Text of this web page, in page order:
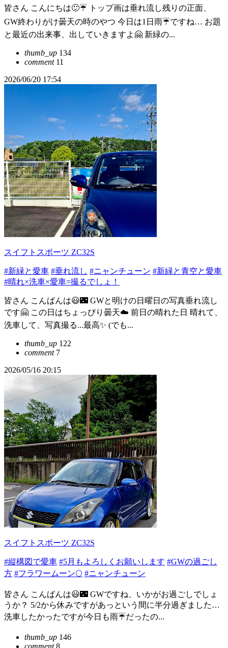
皆さん こんにちは🙂☔ トップ画は垂れ流し残りの正面、
GW終わりがけ曇天の時のやつ 今日は1日雨☔ですね… お題
と最近の出来事、出していきますよ🤗 新緑の...
thumb_up 134
comment11
2026/06/20 17:54
スイフトスポーツ ZC32S
#新緑と愛車 #垂れ流し #ニャンチューン #新緑と青空と愛車
#晴れ×洗車×愛車=撮るでしょ！
皆さん こんばんは😃🌃 GWと明けの日曜日の写真垂れ流し
です🤗 この日はちょっぴり曇天☁️ 前日の晴れた日 晴れて、
洗車して、写真撮る...最高✨ (でも...
thumb_up 122
comment7
2026/05/16 20:15
スイフトスポーツ ZC32S
#縦構図で愛車 #5月もよろしくお願いします #GWの過ごし
方 #フラワームーン🌕️ #ニャンチューン
皆さん こんばんは😃🌃 GWですね、いかがお過ごしでしょ
うか？ 5/2から休みですがあっという間に半分過ぎました…
洗車したかったですが今日も雨☔だったの...
thumb_up 146
comment8